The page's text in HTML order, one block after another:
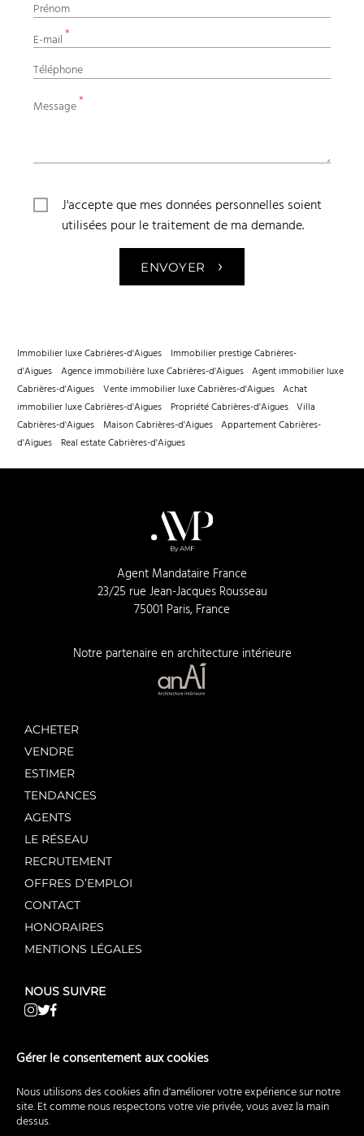
Gérer le consentement aux cookies
Nous utilisons des cookies afin d'améliorer votre expérience sur notre
site. Et comme nous respectons votre vie privée, vous avez la main
dessus.
Prénom
E-mail *
Téléphone
Message*
J'accepte que mes données personnelles soient
utilisées pour le traitement de ma demande.
ENVOYER ›
Immobilier luxe Cabrières-d'Aigues
Immobilier prestige Cabrières-
d'Aigues
Agence immobilière luxe Cabrières-d'Aigues
Agent immobilier luxe
Cabrières-d'Aigues
Vente immobilier luxe Cabrières-d'Aigues
Achat
immobilier luxe Cabrières-d'Aigues
Propriété Cabrières-d'Aigues
Villa
Cabrières-d'Aigues
Maison Cabrières-d'Aigues
Appartement Cabrières-
d'Aigues
Real estate Cabrières-d'Aigues
Agent Mandataire France
23/25 rue Jean-Jacques Rousseau
75001 Paris, France
Notre partenaire en architecture intérieure
ACHETER
VENDRE
ESTIMER
TENDANCES
AGENTS
LE RÉSEAU
RECRUTEMENT
OFFRES D’EMPLOI
CONTACT
HONORAIRES
MENTIONS LÉGALES
NOUS SUIVRE
NOS AUTRES SITES WEB
AgentMandataireNeuf.fr
AgentMandataireCommerce.fr